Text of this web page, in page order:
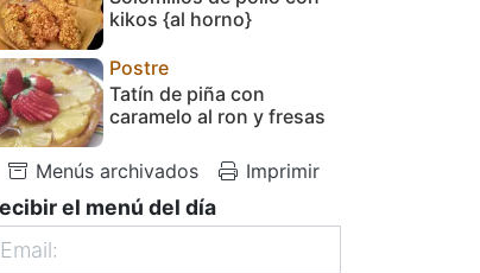
kikos {al horno}
Postre
Tatín de piña con
caramelo al ron y fresas
Menús archivados Imprimir
el menú del día